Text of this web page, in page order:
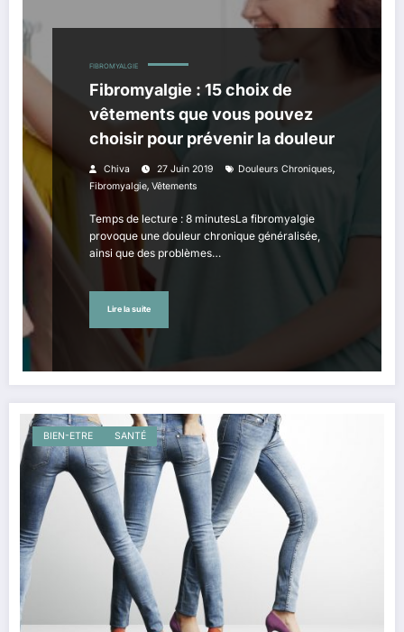
FIBROMYALGIE
Fibromyalgie : 15 choix de
vêtements que vous pouvez
choisir pour prévenir la douleur
Chiva 27 Juin 2019 Douleurs Chroniques,
Fibromyalgie, Vêtements
Temps de lecture : 8 minutesLa fibromyalgie
provoque une douleur chronique généralisée,
ainsi que des problèmes…
Lire la suite
BIEN-ETRE SANTÉ